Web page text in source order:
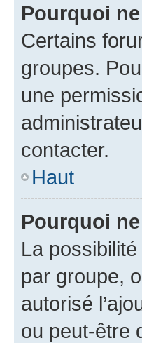
Pourquoi
Certains
groupes.
une
contacter.
Haut
Pourquoi
La
par groupe,
autorisé
ou peut-être